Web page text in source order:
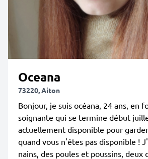
Oceana
73220, Aiton
Bonjour, je suis océana, 24 ans, en
soignante qui se termine début
actuellement disponible pour
quand vous n'êtes pas disponible !
nains, des poules et poussins, deux